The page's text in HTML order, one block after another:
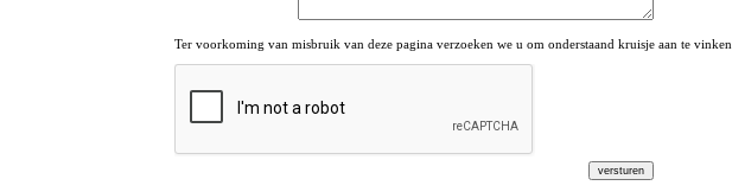
Ter voorkoming van misbruik van deze pagina verzoeken we u om onderstaand kruisje aan te vinken.